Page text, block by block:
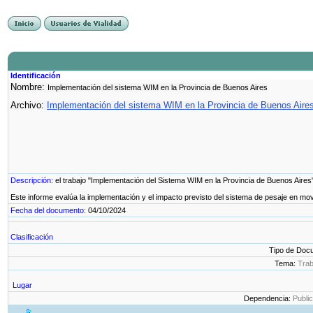
Identificación
Nombre: Implementación del sistema WIM en la Provincia de Buenos Aires
Archivo: Implementación del sistema WIM en la Provincia de Buenos
Descripción: el trabajo "Implementación del Sistema WIM en la Provincia de Buenos
Este informe evalúa la implementación y el impacto previsto del sistema de pesaje en
Fecha del documento: 04/10/2024
Clasificación
Tipo de
Tema:
Lugar
Dependencia: